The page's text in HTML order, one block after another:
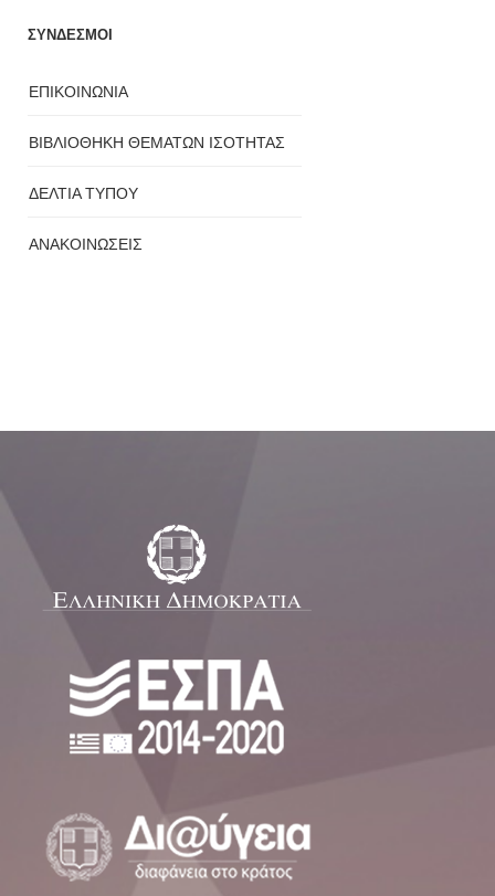
ΣΥΝΔΕΣΜΟΙ
ΕΠΙΚΟΙΝΩΝΙΑ
ΒΙΒΛΙΟΘΗΚΗ ΘΕΜΑΤΩΝ ΙΣΟΤΗΤΑΣ
ΔΕΛΤΙΑ ΤΥΠΟΥ
ΑΝΑΚΟΙΝΩΣΕΙΣ